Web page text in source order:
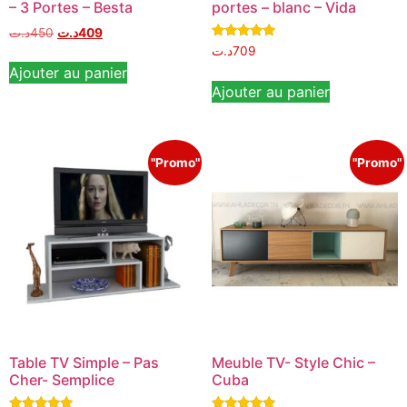
– 3 Portes – Besta
450د.ت 409د.ت
Ajouter au panier
portes – blanc – Vida
Note
5.00
709د.ت
Ajouter au panier
"Promo"
Table TV Simple – Pas
Cher- Semplice
"Promo"
Meuble TV- Style Chic –
Cuba